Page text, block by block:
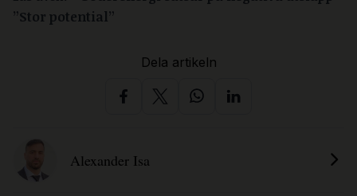
”Stor potential”
Dela artikeln
Alexander Isa